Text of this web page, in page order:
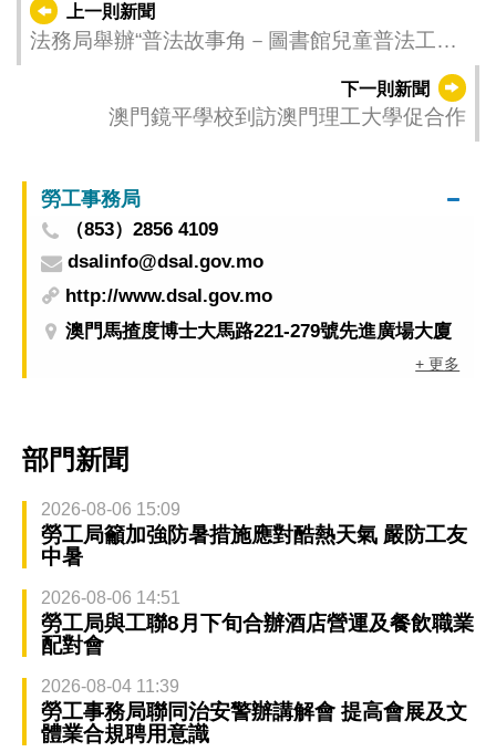
上一則新聞
法務局舉辦“普法故事角－圖書館兒童普法工作
下一則新聞
澳門鏡平學校到訪澳門理工大學促合作
勞工事務局
（853）2856 4109
dsalinfo@dsal.gov.mo
http://www.dsal.gov.mo
澳門馬揸度博士大馬路221-279號先進廣場大廈
+ 更多
部門新聞
2026-08-06 15:09
勞工局籲加強防暑措施應對酷熱天氣 嚴防工友
中暑
2026-08-06 14:51
勞工局與工聯8月下旬合辦酒店營運及餐飲職業
配對會
2026-08-04 11:39
勞工事務局聯同治安警辦講解會 提高會展及文
體業合規聘用意識